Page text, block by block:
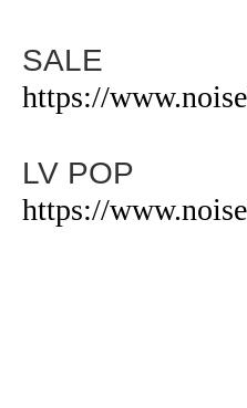
SALE
https://
LV POP
https://